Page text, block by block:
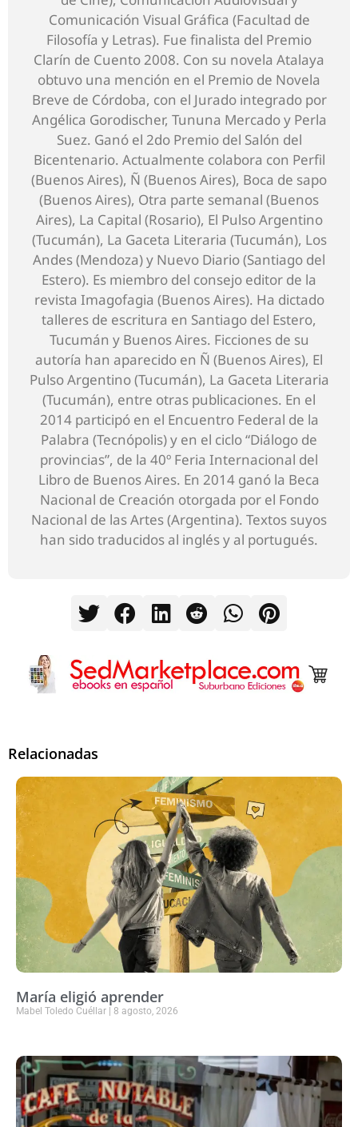
Comunicación Visual Gráfica (Facultad de
Filosofía y Letras). Fue finalista del Premio
Clarín de Cuento 2008. Con su novela Atalaya
obtuvo una mención en el Premio de Novela
Breve de Córdoba, con el Jurado integrado por
Angélica Gorodischer, Tununa Mercado y Perla
Suez. Ganó el 2do Premio del Salón del
Bicentenario. Actualmente colabora con Perfil
(Buenos Aires), Ñ (Buenos Aires), Boca de sapo
(Buenos Aires), Otra parte semanal (Buenos
Aires), La Capital (Rosario), El Pulso Argentino
(Tucumán), La Gaceta Literaria (Tucumán), Los
Andes (Mendoza) y Nuevo Diario (Santiago del
Estero). Es miembro del consejo editor de la
revista Imagofagia (Buenos Aires). Ha dictado
talleres de escritura en Santiago del Estero,
Tucumán y Buenos Aires. Ficciones de su
autoría han aparecido en Ñ (Buenos Aires), El
Pulso Argentino (Tucumán), La Gaceta Literaria
(Tucumán), entre otras publicaciones. En el
2014 participó en el Encuentro Federal de la
Palabra (Tecnópolis) y en el ciclo “Diálogo de
provincias”, de la 40º Feria Internacional del
Libro de Buenos Aires. En 2014 ganó la Beca
Nacional de Creación otorgada por el Fondo
Nacional de las Artes (Argentina). Textos suyos
han sido traducidos al inglés y al portugués.
Relacionadas
María eligió aprender
Mabel Toledo Cuéllar 8 agosto, 2026